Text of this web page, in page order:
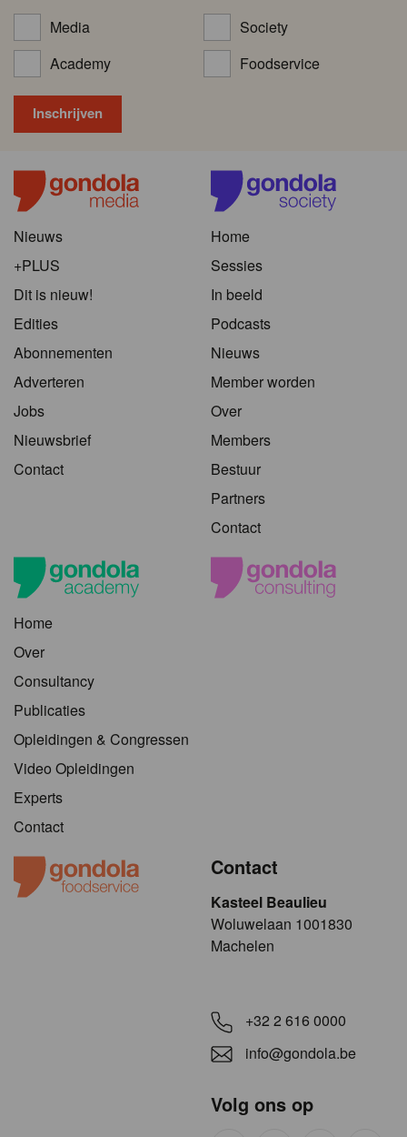
Media
Society
Academy
Foodservice
Nieuws
+PLUS
Dit is nieuw!
Edities
Abonnementen
Adverteren
Jobs
Nieuwsbrief
Contact
Home
Sessies
In beeld
Podcasts
Nieuws
Member worden
Over
Members
Bestuur
Partners
Contact
Home
Over
Consultancy
Publicaties
Opleidingen & Congressen
Video Opleidingen
Experts
Contact
Contact
Kasteel Beaulieu
​​​Woluwelaan 1001830
Machelen
+32 2 616 0000
info@gondola.be
Volg ons op